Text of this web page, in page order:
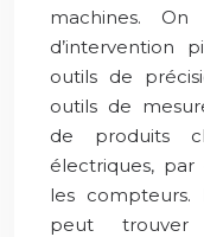
machines.
d’intervention
outils de
outils de
de produits
électriques,
les compteurs.
peut trouver